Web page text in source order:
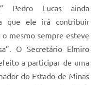
Pedro Lucas ainda
que ele irá contribuir
mesmo sempre esteve
O Secretário Elmiro
a participar de uma
do Estado de Minas